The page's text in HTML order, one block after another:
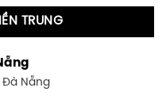
HCM
TRUNG
Đà Nẵng